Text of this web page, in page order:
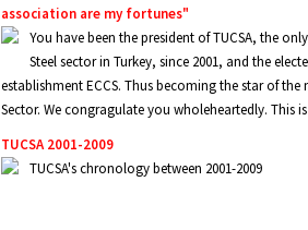
association are my fortunes"
You have been the president of TUCSA, the
Steel sector in Turkey, since 2001, and the
establishment ECCS. Thus becoming the star of
Sector. We congragulate you wholeheartedly. This
TUCSA 2001-2009
TUCSA's chronology between 2001-2009